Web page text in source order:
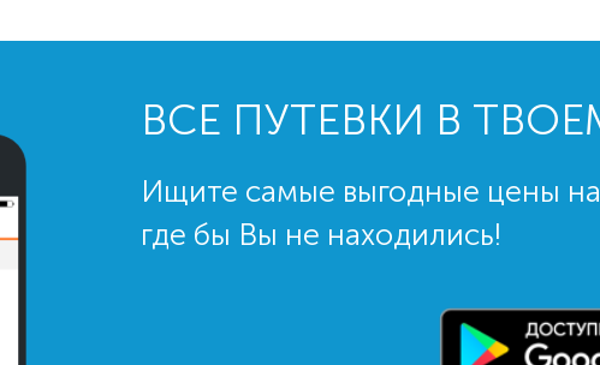
ВСЕ ПУТЕВКИ В
Ищите самые выгодные цены
где бы Вы не находились!